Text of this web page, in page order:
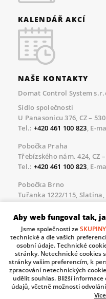
KALENDÁŘ AKCÍ
NAŠE KONTAKTY
Domat Control System
Sídlo společnosti
U Panasonicu 376, CZ –
Tel.: +420 461 100 823, E-
Pobočka Praha
Třebízského nám. 424, CZ
Tel.: +420 461 100 823, E-
Pobočka Brno
Tuřanka 1222/115, Slatina,
Tel.:+420 461 100 823, E-
Servisní linka pro námi
Po – Pá 8.30 – 17.00
tel:+420 733 421 878, E-
Technická podpora:
Tel.:+420 461 100 666 ,
Informace o
Aby web fungoval tak,
Jsme společnosti ze
technické a dle vašich
osobní údaje. Technické
stránky. Netechnické cookies
stránky vašim preferencím, k
zpracování netechnických
udělit souhlas. Bližší informace
údajů, včetně možnosti